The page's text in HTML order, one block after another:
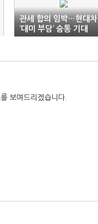
관세 합의 임박…현대차
‘대미 부담’ 숨통 기대
보여드리겠습니다.